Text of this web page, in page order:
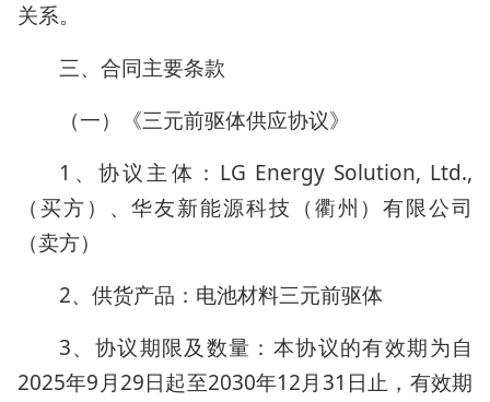
关系。
三、合同主要条款
（一）《三元前驱体供应协议》
1、协议主体：LG Energy Solution, Ltd.,
（买方）、华友新能源科技（衢州）有限公司
（卖方）
2、供货产品：电池材料三元前驱体
3、协议期限及数量：本协议的有效期为自
2025年9月29日起至2030年12月31日止，有效期